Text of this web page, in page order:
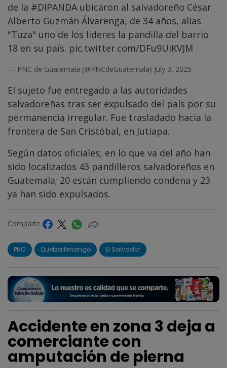
de la #DIPANDA ubicaron al salvadoreño César
Alberto Guzmán Álvarenga, de 34 años, alias
"Tuza" uno de los lideres la pandilla del barrio
18 en su país. pic.twitter.com/DFu9UiKVJM
— PNC de Guatemala (@PNCdeGuatemala) July 3, 2025
El sujeto fue entregado a las autoridades
salvadoreñas tras ser expulsado del país por su
permanencia irregular. Fue trasladado hacia la
frontera de San Cristóbal, en Jutiapa.
Según datos oficiales, en lo que va del año han
sido localizados 43 pandilleros salvadoreños en
Guatemala; 20 están cumpliendo condena y 23
ya han sido expulsados.
Comparte
PNC Quetzaltenango El Salvador
Accidente en zona 3 deja a
comerciante con
amputación de pierna